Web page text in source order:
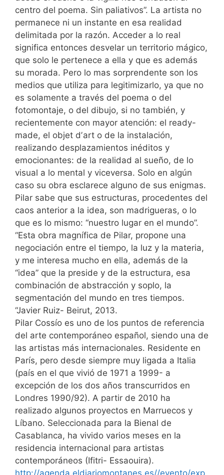
centro del poema. Sin paliativos”. La artista no
permanece ni un instante en esa realidad
delimitada por la razón. Acceder a lo real
significa entonces desvelar un territorio mágico,
que solo le pertenece a ella y que es además
su morada. Pero lo mas sorprendente son los
medios que utiliza para legitimizarlo, ya que no
es solamente a través del poema o del
fotomontaje, o del dibujo, si no también, y
recientemente con mayor atención: el ready-
made, el objet dʼart o de la instalación,
realizando desplazamientos inéditos y
emocionantes: de la realidad al sueño, de lo
visual a lo mental y viceversa. Solo en algún
caso su obra esclarece alguno de sus enigmas.
Pilar sabe que sus estructuras, procedentes del
caos anterior a la idea, son madrigueras, o lo
que es lo mismo: “nuestro lugar en el mundo”.
“Esta obra magnífica de Pilar, propone una
negociación entre el tiempo, la luz y la materia,
y me interesa mucho en ella, además de la
“idea” que la preside y de la estructura, esa
combinación de abstracción y soplo, la
segmentación del mundo en tres tiempos.
“Javier Ruiz- Beirut, 2013.
Pilar Cossío es uno de los puntos de referencia
del arte contemporáneo español, siendo una de
las artistas más internacionales. Residente en
París, pero desde siempre muy ligada a Italia
(país en el que vivió de 1971 a 1999- a
excepción de los dos años transcurridos en
Londres 1990/92). A partir de 2010 ha
realizado algunos proyectos en Marruecos y
Líbano. Seleccionada para la Bienal de
Casablanca, ha vivido varios meses en la
residencia internacional para artistas
contemporáneos (Ifitri- Essaouira).
http://agenda.eldiariomontanes.es//evento/exp